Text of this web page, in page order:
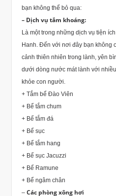
bạn không thể bỏ qua:
– Dịch vụ tắm khoáng:
Là một trong những dịch vụ tiện
Hanh. Đến với nơi đây bạn không
cảnh thiên nhiên trong lành, yên
dưới dòng nước mát lành với
khỏe con người.
+ Tắm bể Đào Viên
+ Bể tắm chum
+ Bể tắm đá
+ Bể sục
+ Bể tắm hang
+ Bể sục Jacuzzi
+ Bể Ramune
+ Bể ngâm chân
– Các phòng xông hơi